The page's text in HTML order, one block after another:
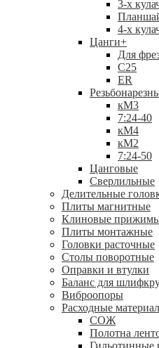
3-х
4-х
Цанги+
Для
С25
ER
кМ3
7:24-40
кМ4
кМ2
7:24-50
Цанговые
Сверлильные
Делительные
Плиты магнитные
Клиновые
Плиты монтажные
Головки расточные
Столы поворотные
Оправки и втулки
Баланс для
Виброопоры
Расходные
СОЖ
Полотна
Гильотинные